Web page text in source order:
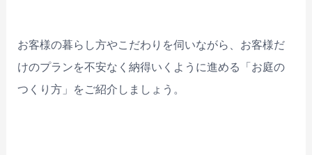
お客様の暮らし方やこだわりを伺いながら、お客様だ
けのプランを不安なく納得いくように進める「お庭の
つくり方」をご紹介しましょう。